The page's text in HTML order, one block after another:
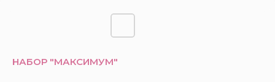
НАБОР "МАКСИМУМ"